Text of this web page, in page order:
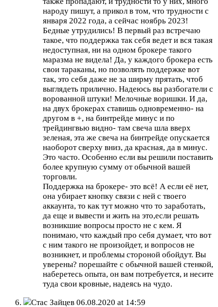
народу пишут, а прикол в том, что трудности с
января 2022 года, а сейчас ноябрь 2023!
Бедные утрудились! В первый раз встречаю
такое, что поддержка так себя ведет и вся такая
недоступная, ни на одном брокере такого
маразма не видела! Да, у каждого брокера есть
свои тараканы, но позволять поддержке вот
так, это себя даже не за ширму прятать, чтоб
выглядеть прилично. Надеюсь вы разбогатели с
ворованной штуки! Мелочные воришки. И да,
на двух брокерах ставишь одновременно- на
другом в +, на бинтрейде минус и по
трейдингвью видно- там свеча шла вверх
зеленая, эта же свеча на бинтрейде опускается
наоборот сверху вниз, да красная, да в минус.
Это часто. Особенно если вы решили поставить
более крупную сумму от обычной вашей
торговли.
Поддержка на брокере- это всё! А если её нет,
она убирает кнопку связи с ней с твоего
аккаунта, то как тут можно что то заработать,
да еще и вывести и жить на это,если решать
возникшие вопросы просто не с кем. Я
понимаю, что каждый про себя думает, что вот
с ним такого не произойдет, и вопросов не
возникнет, и проблемы стороной обойдут. Вы
уверены? порешайте с обычной вашей стенкой,
наберетесь опыта, он вам потребуется, и несите
туда свои кровные, надеясь на чудо.
Стас Зайцев 06.08.2020 at 14:59